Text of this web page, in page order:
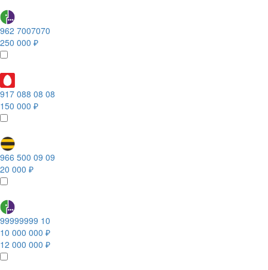
962 7007070
250 000 ₽
917 088 08 08
150 000 ₽
966 500 09 09
20 000 ₽
99999999 10
10 000 000 ₽
12 000 000 ₽